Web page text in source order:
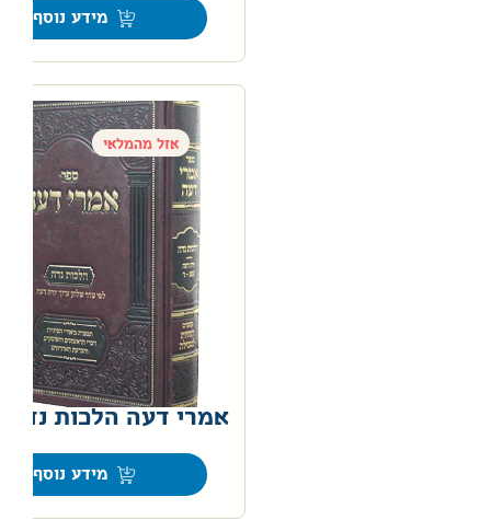
מידע נוסף
אזל מהמלאי
אמרי דעה הלכות נדה
מידע נוסף